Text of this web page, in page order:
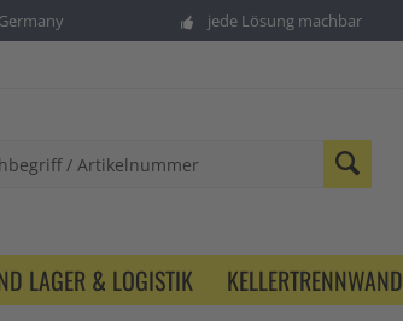
jede Lösung machbar
LAGER & LOGISTIK KELLERTRENNWAND